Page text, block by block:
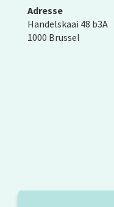
Adresse
Handelskaai 48 b3A
1000 Brussel